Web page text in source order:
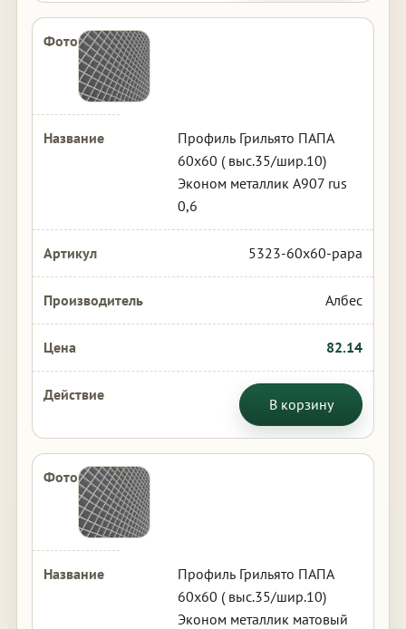
Профиль Грильято ПАПА
60х60 ( выс.35/шир.10)
Эконом металлик А907 rus
0,6
5323-60x60-papa
Албес
82.14
В корзину
Профиль Грильято ПАПА
60х60 ( выс.35/шир.10)
Эконом металлик матовый